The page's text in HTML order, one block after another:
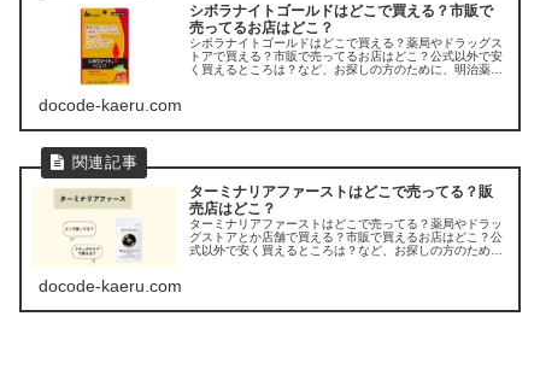
シボラナイトゴールドはどこで買える？市販で
売ってるお店はどこ？
シボラナイトゴールドはどこで買える？薬局やドラッグス
トアで買える？市販で売ってるお店はどこ？公式以外で安
く買えるところは？など、お探しの方のために、明治薬品
docode-kaeru.com
ターミナリアファーストはどこで売ってる？販
売店はどこ？
ターミナリアファーストはどこで売ってる？薬局やドラッ
グストアとか店舗で買える？市販で買えるお店はどこ？公
式以外で安く買えるところは？など、お探しの方のため
docode-kaeru.com